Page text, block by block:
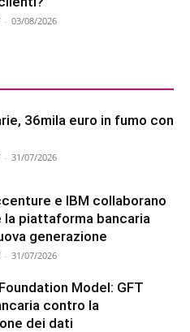
- 03/08/2026
36mila euro in fumo con
- 31/07/2026
e IBM collaborano
piattaforma bancaria
generazione
- 31/07/2026
Model: GFT
contro la
dei dati